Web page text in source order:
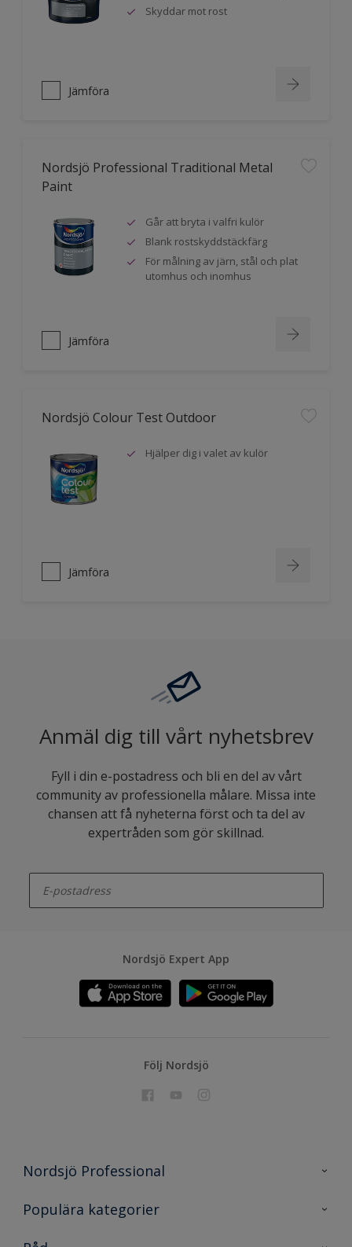
Skyddar mot rost
Jämföra
Nordsjö Professional Traditional Metal
Paint
Går att bryta i valfri kulör
Blank rostskyddstäckfärg
För målning av järn, stål och plat
utomhus och inomhus
Jämföra
Nordsjö Colour Test Outdoor
Hjälper dig i valet av kulör
Jämföra
Anmäl dig till vårt nyhetsbrev
Fyll i din e-postadress och bli en del av vårt
community av professionella målare. Missa inte
chansen att få nyheterna först och ta del av
expertråden som gör skillnad.
Nordsjö Expert App
Följ Nordsjö
Nordsjö Professional
Kontakta oss
Populära kategorier
Nordsjö